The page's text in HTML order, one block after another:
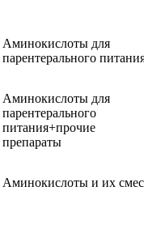
Аминокислоты для
парентерального
Аминокислоты для
парентерального
питания+прочие
препараты
Аминокислоты и их